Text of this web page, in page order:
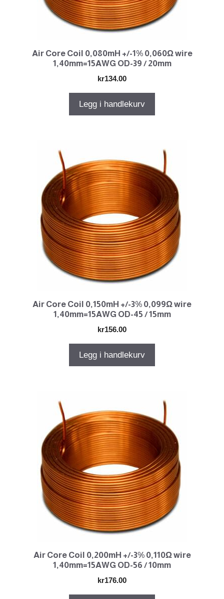
Air Core Coil 0,080mH +/-1% 0,060Ω wire
1,40mm=15AWG OD-39 / 20mm
kr134.00
Legg i handlekurv
Air Core Coil 0,150mH +/-3% 0,099Ω wire
1,40mm=15AWG OD-45 / 15mm
kr156.00
Legg i handlekurv
Air Core Coil 0,200mH +/-3% 0,110Ω wire
1,40mm=15AWG OD-56 / 10mm
kr176.00